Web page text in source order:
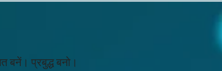
बनें। प्रबुद्ध बनो।